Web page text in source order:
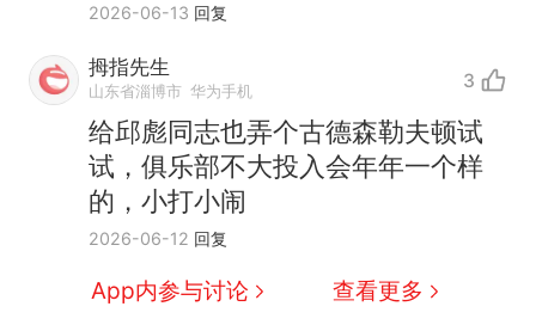
2026-06-13 回复
拇指先生
山东省淄博市 华为手机 3
给邱彪同志也弄个古德森勒夫顿试
试，俱乐部不大投入会年年一个样
的，小打小闹
2026-06-12 回复
App内参与讨论 查看更多